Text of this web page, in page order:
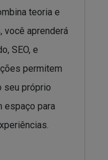
teoria e
você aprenderá
SEO, e
permitem
seu próprio
espaço para